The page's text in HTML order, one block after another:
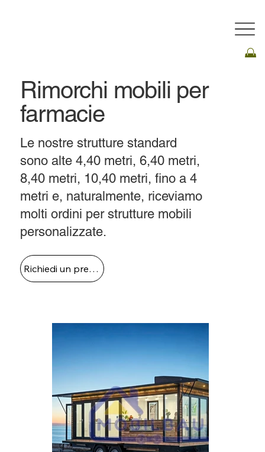
Le nostre strutture standard
sono alte 4,40 metri, 6,40 metri,
8,40 metri, 10,40 metri, fino a 4
metri e, naturalmente, riceviamo
molti ordini per strutture mobili
personalizzate.
Rimorchi mobili per
farmacie
Richiedi un preventivo